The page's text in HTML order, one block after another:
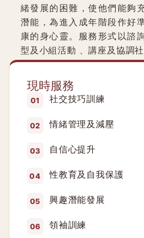
緒發展的困難，使他們能夠
潛能，為進入成年階段作好
康的身心靈。服務形式以諮
型及小組活動 、講座及協調社
現時服務
社交技巧訓練
情緒管理及減壓
自信心提升
性教育及自我保護
興趣潛能發展
領袖訓練